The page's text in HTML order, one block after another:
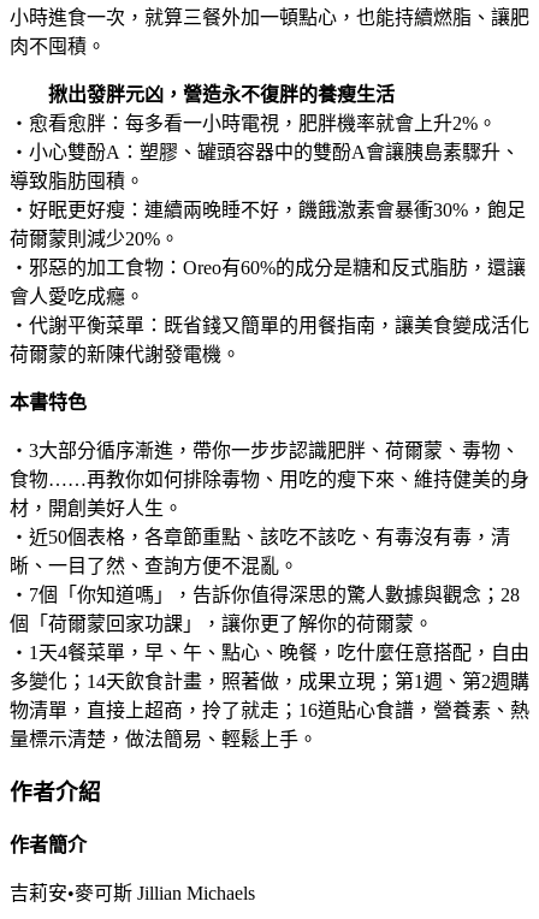
小時進食一次，就算三餐外加一頓點心，也能持續燃脂、讓肥
肉不囤積。
揪出發胖元凶，營造永不復胖的養瘦生活
‧愈看愈胖：每多看一小時電視，肥胖機率就會上升2%。
‧小心雙酚A：塑膠、罐頭容器中的雙酚A會讓胰島素驟升、
導致脂肪囤積。
‧好眠更好瘦：連續兩晚睡不好，饑餓激素會暴衝30%，飽足
荷爾蒙則減少20%。
‧邪惡的加工食物：Oreo有60%的成分是糖和反式脂肪，還讓
會人愛吃成癮。
‧代謝平衡菜單：既省錢又簡單的用餐指南，讓美食變成活化
荷爾蒙的新陳代謝發電機。
本書特色
‧3大部分循序漸進，帶你一步步認識肥胖、荷爾蒙、毒物、
食物……再教你如何排除毒物、用吃的瘦下來、維持健美的身
材，開創美好人生。
‧近50個表格，各章節重點、該吃不該吃、有毒沒有毒，清
晰、一目了然、查詢方便不混亂。
‧7個「你知道嗎」，告訴你值得深思的驚人數據與觀念；28
個「荷爾蒙回家功課」，讓你更了解你的荷爾蒙。
‧1天4餐菜單，早、午、點心、晚餐，吃什麼任意搭配，自由
多變化；14天飲食計畫，照著做，成果立現；第1週、第2週購
物清單，直接上超商，拎了就走；16道貼心食譜，營養素、熱
量標示清楚，做法簡易、輕鬆上手。
作者介紹
作者簡介
吉莉安•麥可斯 Jillian Michaels